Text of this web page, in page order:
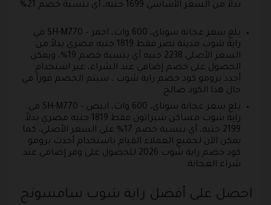
بدلاً من السعر الأساسي 1699 جنيه، أي بنسبة خصم 21%
.
بلغ سعر عجانة سوناى، 600 وات، احمر – SH-M770 في
راية شوب مدينة نصر فقط 1819 جنيه مصري بدلاً من
السعر الأصلي 2238 جنيه أي بنسبة خصم 19%، ويمكن
الحصول على خصم إضافي عند الشراء، عبر استخدام
أجدد برومو كود خصم راية شوب ، سيتم الخصم فوراً في
حال هذا الكود صالح.
بلغ سعر عجانة سوناى، 600 وات، ابيض – SH-M770 في
راية شوب مساكن شيراتون فقط 1819 جنيه مصري بدلاً
2199 جنيه، أي بنسبة خصم 17% على السعر الأصلي، كما
يمكن الآن لجميع العملاء القيام باستخدام أحدث برومو
كود خصم راية شوب 2026 للحصول على وفر إضافي عند
شراء العجانة.
احصل على أفضل راية شوب سامسونج